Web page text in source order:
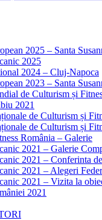
2025 – Santa
2025
2024 – Cluj-Napoca
2023 – Santa
de Culturism și
2021
de Culturism și
de Culturism și
România – Galerie
2021 – Galerie
2021 – Conferinta
2021 – Alegeri
2021 – Vizita la
2021